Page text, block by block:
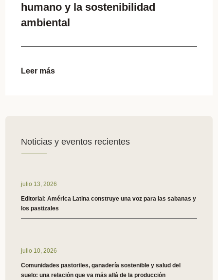
humano y la sostenibilidad
ambiental
Leer más
Noticias y eventos recientes
julio 13, 2026
Editorial: América Latina construye una voz para las sabanas y
los pastizales
julio 10, 2026
Comunidades pastoriles, ganadería sostenible y salud del
suelo: una relación que va más allá de la producción